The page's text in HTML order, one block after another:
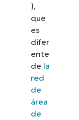
),
que
es
difer
ente
de la
red
de
área
de